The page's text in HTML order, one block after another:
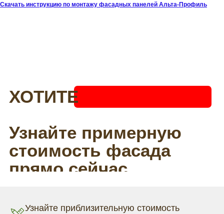
Скачать инструкцию по монтажу фасадных панелей Альта-Профиль
Узнайте приблизительную стоимость